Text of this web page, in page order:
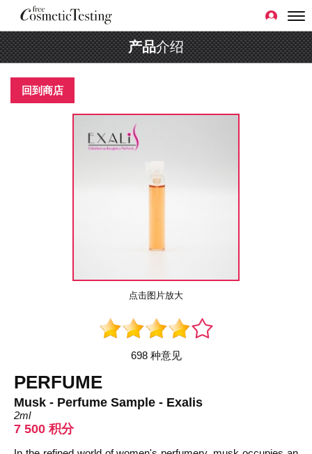
产品介绍
回到商店
点击图片放大
698 种意见
PERFUME
Musk - Perfume Sample - Exalis
2ml
7 500 积分